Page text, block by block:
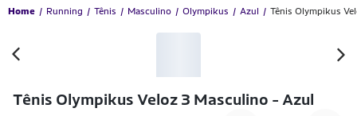
Home Running Tênis Masculino Olympikus Azul Tênis Olympikus
Tênis Olympikus Veloz 3 Masculino - Azul
-30% OFF